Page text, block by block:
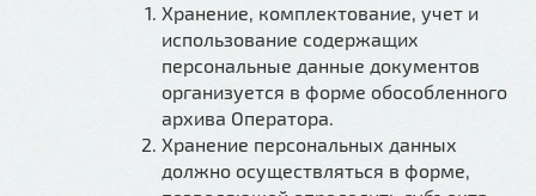
Хранение, комплектование, учет и
использование содержащих
персональные данные документов
организуется в форме обособленного
архива Оператора.
Хранение персональных данных
должно осуществляться в форме,